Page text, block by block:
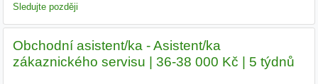
Sledujte později
Obchodní asistent/ka - Asistent/ka
zákaznického servisu | 36-38 000 Kč | 5 týdnů